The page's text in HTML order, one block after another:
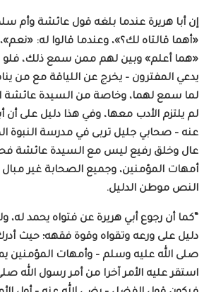
إن أبا هريرة عندما بلغه قول عائشة وأم
«أهما قالتاه لك؟»، وعندما قالوا له:
«هما أعلم» وبين لهم ممن سمع ذلك، فلو
يدعي المفترون – يخرج عن اللياقة مع من
لما سمع لهما، وخاصة من السيدة عائشة
لم يلتزم الأدب معها، وفي هذا دليل على أن
عنه – صحابي جليل تربى في مدرسة النبوة
عال وخلق رفيع ليس مع السيدة عائشة
أمهات المؤمنين، وجميع الصحابة غير مبال
النص موطن الدليل.
“كما أن رجوع أبي هريرة عن فتواه يحمد له،
دليل على ورعه وتقواه وقوة فقهه؛ حيث أدرك
صلى الله عليه وسلم – وأمهات المؤمنين
استقر عليه الأمر آخرا من أمر رسول الله